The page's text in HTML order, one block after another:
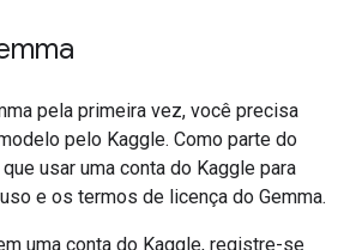
pela primeira vez, você precisa
pelo Kaggle. Como parte do
usar uma conta do Kaggle para
e os termos de licença do Gemma.
uma conta do Kaggle, registre-se